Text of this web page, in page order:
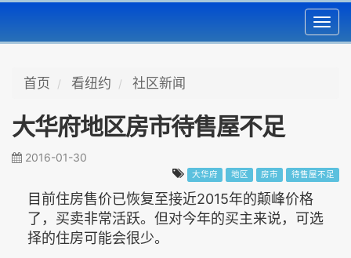
首页 看纽约 社区新闻
大华府地区房市待售屋不足
2016-01-30
大华府 地区 房市 待售屋不足
目前住房售价已恢复至接近2015年的颠峰价格
了，买卖非常活跃。但对今年的买主来说，可选
择的住房可能会很少。